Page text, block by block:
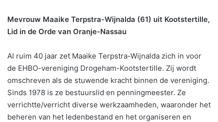
Mevrouw Maaike Terpstra-Wijnalda (61) uit Kootstertille,
Lid in de Orde van Oranje-Nassau
Al ruim 40 jaar zet Maaike Terpstra-Wijnalda zich in voor
de EHBO-vereniging Drogeham-Kootstertille. Zij wordt
omschreven als de stuwende kracht binnen de vereniging.
Sinds 1978 is ze bestuurslid en penningmeester. Ze
verrichtte/verricht diverse werkzaamheden, waaronder het
beheren van het ledenbestand en het organiseren en